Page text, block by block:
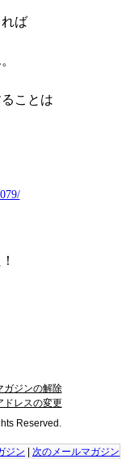
ば
ことは
ガジンの解除
ドレスの変更
Reserved.
ジン 次のメールマガジン